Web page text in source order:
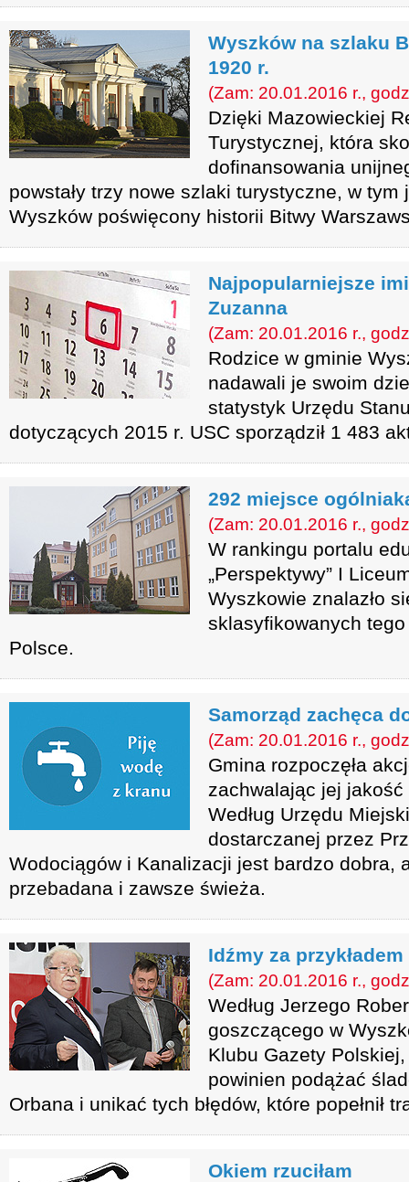
Wyszków na szlaku
1920 r.
(Zam: 20.01.2016 r.,
Dzięki Mazowieckiej
Turystycznej, która
dofinansowania
powstały trzy nowe szlaki turystyczne, w
Wyszków poświęcony historii Bitwy
Najpopularniejsze
Zuzanna
(Zam: 20.01.2016 r.,
Rodzice w gminie
nadawali je swoim
statystyk Urzędu
dotyczących 2015 r. USC sporządził 1 483
292 miejsce
(Zam: 20.01.2016 r.,
W rankingu portalu
„Perspektywy” I
Wyszkowie znalazło
sklasyfikowanych tego
Polsce.
Samorząd zachęca
(Zam: 20.01.2016 r.,
Gmina rozpoczęła
zachwalając jej
Według Urzędu
dostarczanej przez
Wodociągów i Kanalizacji jest bardzo dobra,
przebadana i zawsze świeża.
Idźmy za
(Zam: 20.01.2016 r.,
Według Jerzego
goszczącego w
Klubu Gazety
powinien podążać
Orbana i unikać tych błędów, które popełnił
Okiem rzuciłam